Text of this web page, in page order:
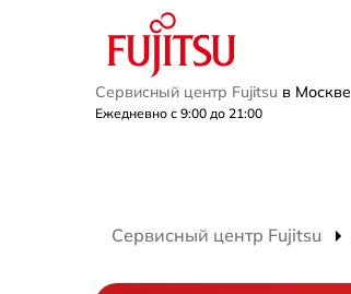
Сервисный центр Fujitsu в Москве
Ежедневно с 9:00 до 21:00
Сервисный центр Fujitsu